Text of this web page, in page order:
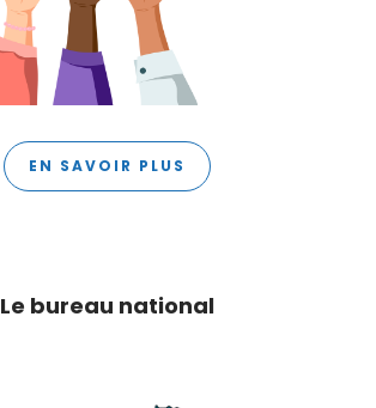
EN SAVOIR PLUS
Le bureau national